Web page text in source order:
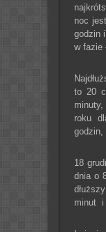
noc
godzin
w fazie
to 20
roku
godzin,
18
dnia o
minut i